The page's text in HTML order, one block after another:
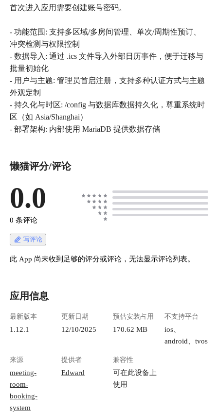
首次进入应用需要创建账号密码。
- 功能范围: 支持多区域/多房间管理、单次/周期性预订、
冲突检测与权限控制
- 数据导入: 通过 .ics 文件导入外部日历事件，便于迁移与
批量初始化
- 用户与主题: 管理员首启注册，支持多种认证方式与主题
外观定制
- 持久化与时区: /config 与数据库数据持久化，尊重系统时
区（如 Asia/Shanghai）
- 部署架构: 内部使用 MariaDB 提供数据存储
懒猫评分/评论
0.0
0 条评论
写评论
此 App 尚未收到足够的评分或评论，无法显示评论列表。
应用信息
最新版本
1.12.1
更新日期
12/10/2025
预估安装占用
170.62 MB
不支持平台
ios、
android、tvos
来源
meeting-
room-
booking-
system
提供者
Edward
兼容性
可在此设备上
使用